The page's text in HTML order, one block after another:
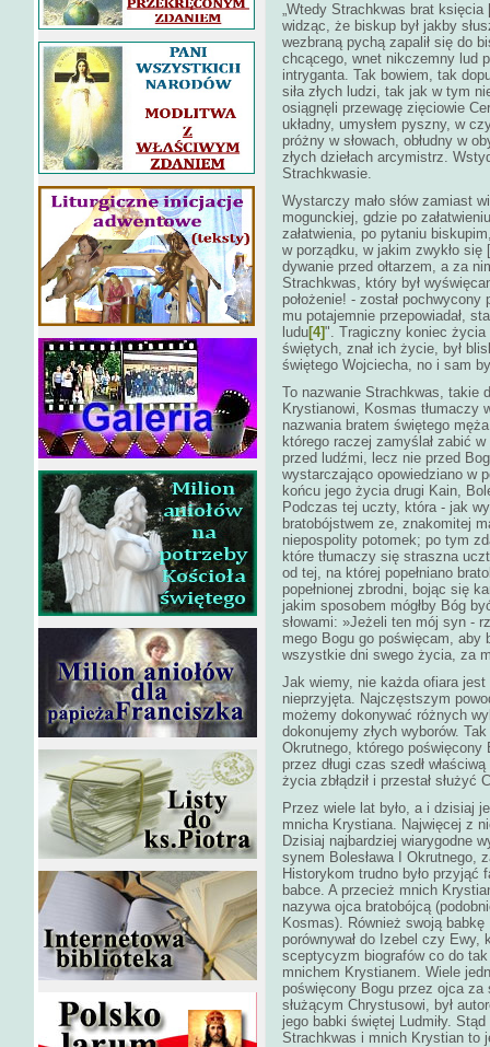
„Wtedy Strachkwas brat
widząc, że biskup był jakby
wezbraną pychą zapalił się do
chcącego, wnet nikczemny lud
intryganta. Tak bowiem, tak
siła złych ludzi, tak jak w tym
osiągnęli przewagę zięciowie
układny, umysłem pyszny, w
próżny w słowach, obłudny w
złych dziełach arcymistrz.
Strachkwasie.
Wystarczy mało słów zamiast
mogunckiej, gdzie po
załatwienia, po pytaniu
w porządku, w jakim zwykło
dywanie przed ołtarzem, a za
Strachkwas, który był
położenie! - został
mu potajemnie przepowiadał,
ludu[4]". Tragiczny koniec życia
świętych, znał ich życie, był
świętego Wojciecha, no i sam
To nazwanie Strachkwas, takie
Krystianowi, Kosmas tłumaczy
nazwania bratem świętego
którego raczej zamyślał zabić
przed ludźmi, lecz nie przed
wystarczająco opowiedziano w
końcu jego życia drugi Kain,
Podczas tej uczty, która - jak
bratobójstwem ze, znakomitej
niepospolity potomek; po tym
które tłumaczy się straszna
od tej, na której popełniano
popełnionej zbrodni, bojąc się
jakim sposobem mógłby Bóg
słowami: »Jeżeli ten mój syn -
mego Bogu go poświęcam, aby
wszystkie dni swego życia, za
Jak wiemy, nie każda ofiara
nieprzyjęta. Najczęstszym
możemy dokonywać różnych
dokonujemy złych wyborów.
Okrutnego, którego
przez długi czas szedł
życia zbłądził i przestał służyć
Przez wiele lat było, a i dzisiaj
mnicha Krystiana. Najwięcej z
Dzisiaj najbardziej wiarygodne
synem Bolesława I Okrutnego,
Historykom trudno było
babce. A przecież mnich
nazywa ojca bratobójcą
Kosmas). Również swoją babkę
porównywał do Izebel czy Ewy,
sceptycyzm biografów co do
mnichem Krystianem. Wiele
poświęcony Bogu przez ojca za
służącym Chrystusowi, był
jego babki świętej Ludmiły.
Strachkwas i mnich Krystian to